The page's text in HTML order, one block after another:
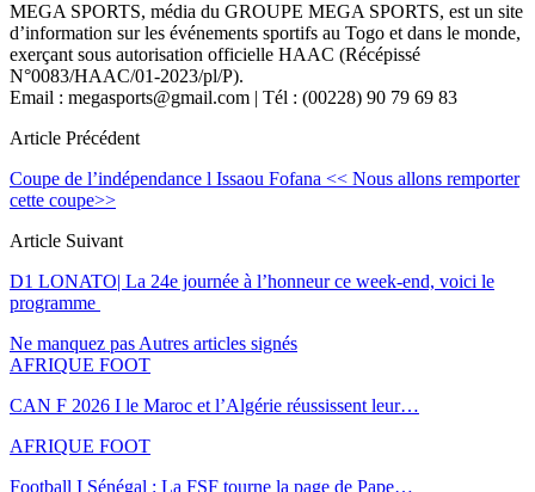
MEGA SPORTS, média du GROUPE MEGA SPORTS, est un site
d’information sur les événements sportifs au Togo et dans le monde,
exerçant sous autorisation officielle HAAC (Récépissé
N°0083/HAAC/01-2023/pl/P).
Email : megasports@gmail.com | Tél : (00228) 90 79 69 83
Article Précédent
Coupe de l’indépendance l Issaou Fofana << Nous allons remporter
cette coupe>>
Article Suivant
D1 LONATO| La 24e journée à l’honneur ce week-end, voici le
programme
Ne manquez pas Autres articles signés
AFRIQUE FOOT
CAN F 2026 I le Maroc et l’Algérie réussissent leur…
AFRIQUE FOOT
Football I Sénégal : La FSF tourne la page de Pape…